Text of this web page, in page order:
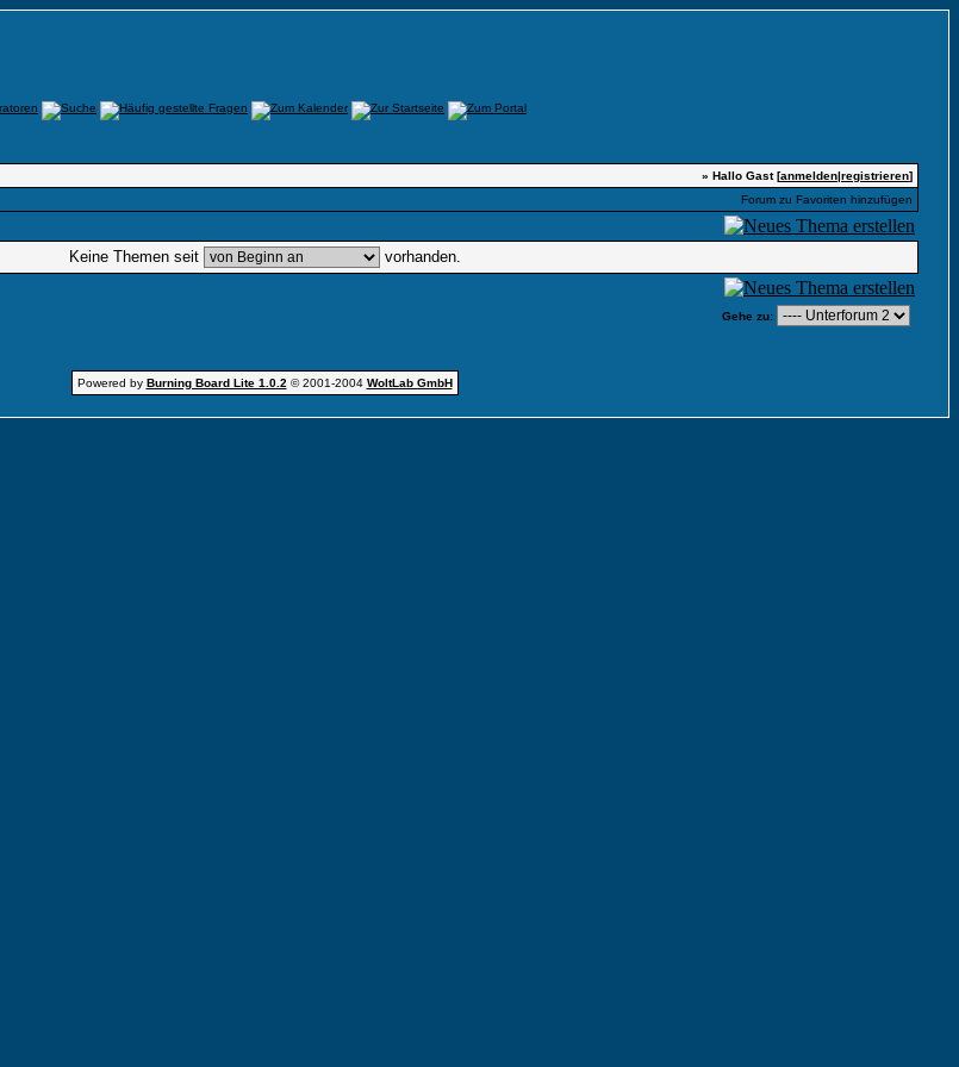
» Hallo Gast [anmelden|registrieren]
Forum zu Favoriten hinzufügen
Keine Themen seit vorhanden.
Gehe zu:
Powered by Burning Board Lite 1.0.2 © 2001-2004 WoltLab GmbH